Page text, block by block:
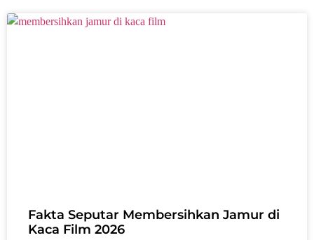
Fakta Seputar Membersihkan Jamur di
Kaca Film 2026